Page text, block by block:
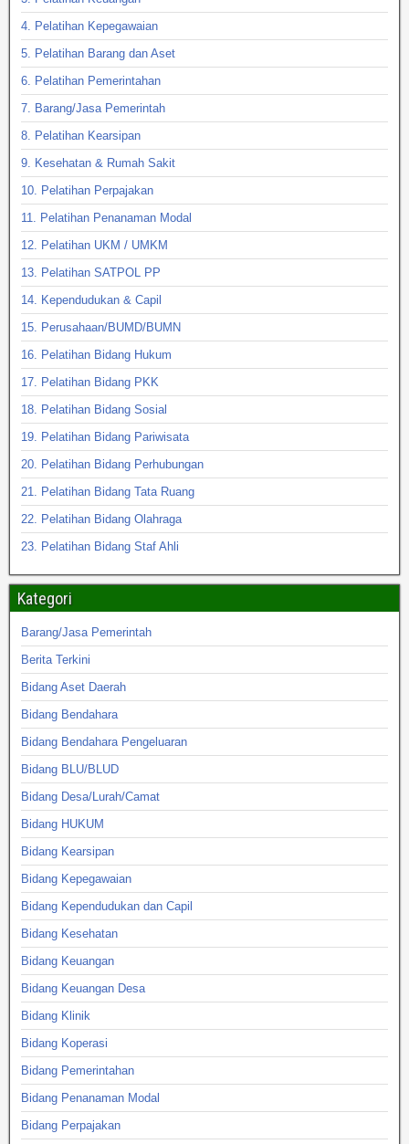
4. Pelatihan Kepegawaian
5. Pelatihan Barang dan Aset
6. Pelatihan Pemerintahan
7. Barang/Jasa Pemerintah
8. Pelatihan Kearsipan
9. Kesehatan & Rumah Sakit
10. Pelatihan Perpajakan
11. Pelatihan Penanaman Modal
12. Pelatihan UKM / UMKM
13. Pelatihan SATPOL PP
14. Kependudukan & Capil
15. Perusahaan/BUMD/BUMN
16. Pelatihan Bidang Hukum
17. Pelatihan Bidang PKK
18. Pelatihan Bidang Sosial
19. Pelatihan Bidang Pariwisata
20. Pelatihan Bidang Perhubungan
21. Pelatihan Bidang Tata Ruang
22. Pelatihan Bidang Olahraga
23. Pelatihan Bidang Staf Ahli
Kategori
Barang/Jasa Pemerintah
Berita Terkini
Bidang Aset Daerah
Bidang Bendahara
Bidang Bendahara Pengeluaran
Bidang BLU/BLUD
Bidang Desa/Lurah/Camat
Bidang HUKUM
Bidang Kearsipan
Bidang Kepegawaian
Bidang Kependudukan dan Capil
Bidang Kesehatan
Bidang Keuangan
Bidang Keuangan Desa
Bidang Klinik
Bidang Koperasi
Bidang Pemerintahan
Bidang Penanaman Modal
Bidang Perpajakan